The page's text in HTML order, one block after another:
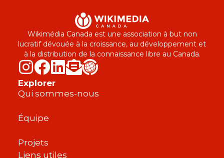
Wikimédia Canada est une association à but non
lucratif dévouée à la croissance, au développement et
à la distribution de la connaissance libre au Canada.
Explorer
Qui sommes-nous
Équipe
Projets
Liens utiles